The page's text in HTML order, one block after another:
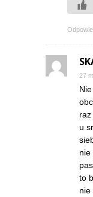
27
u
nie
to
nie